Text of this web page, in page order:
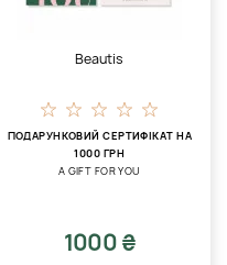
Beautis
ПОДАРУНКОВИЙ СЕРТИФІКАТ НА
1000 ГРН
A GIFT FOR YOU
1000 ₴